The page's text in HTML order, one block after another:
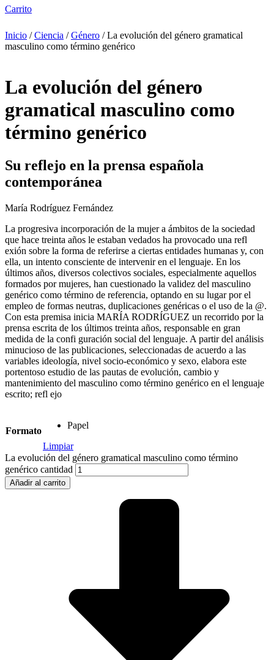
Carrito
Inicio /Ciencia /Género / La evolución del género gramatical
masculino como término genérico
La evolución del género
gramatical masculino como
término genérico
Su reflejo en la prensa española
contemporánea
María Rodríguez Fernández
La progresiva incorporación de la mujer a ámbitos de la sociedad
que hace treinta años le estaban vedados ha provocado una refl
exión sobre la forma de referirse a ciertas entidades humanas y, con
ella, un intento consciente de intervenir en el lenguaje. En los
últimos años, diversos colectivos sociales, especialmente aquellos
formados por mujeres, han cuestionado la validez del masculino
genérico como término de referencia, optando en su lugar por el
empleo de formas neutras, duplicaciones genéricas o el uso de la @.
Con esta premisa inicia MARÍA RODRÍGUEZ un recorrido por la
prensa escrita de los últimos treinta años, responsable en gran
medida de la confi guración social del lenguaje. A partir del análisis
minucioso de las publicaciones, seleccionadas de acuerdo a las
variables ideología, nivel socio-económico y sexo, elabora este
portentoso estudio de las pautas de evolución, cambio y
mantenimiento del masculino como término genérico en el lenguaje
escrito; refl ejo
Formato
Papel
Limpiar
La evolución del género gramatical masculino como término
genérico cantidad
Añadir al carrito